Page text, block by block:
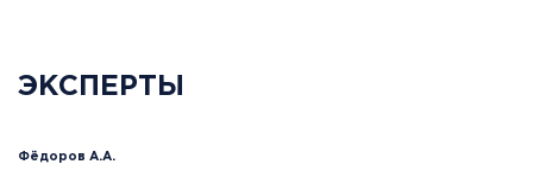
ЭКСПЕРТЫ
Фёдоров А.А.